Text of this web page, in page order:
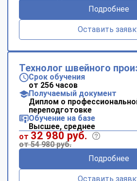
Подробнее
Оставить
Технолог швейного
Срок обучения
от 256 часов
Получаемый документ
Диплом о
переподготовке
Обучение на базе
Высшее, среднее
от 32 980 руб.
от 54 980 руб.
Подробнее
Оставить